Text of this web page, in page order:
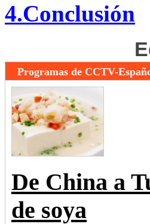
4.Conclusión
Programas de CCTV-
De China a
de soya